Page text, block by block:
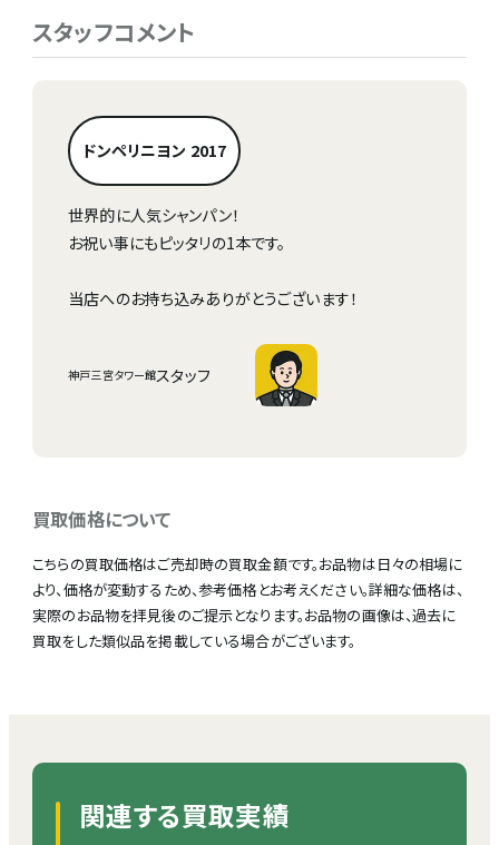
スタッフコメント
ドンペリニヨン 2017
世界的に人気シャンパン！
お祝い事にもピッタリの1本です。
当店へのお持ち込みありがとうございます！
神戸三宮タワー館スタッフ
買取価格について
こちらの買取価格はご売却時の買取金額です。お品物は日々の相場に
より、価格が変動するため、参考価格とお考えください。詳細な価格は、
実際のお品物を拝見後のご提示となります。お品物の画像は、過去に
買取をした類似品を掲載している場合がございます。
関連する買取実績